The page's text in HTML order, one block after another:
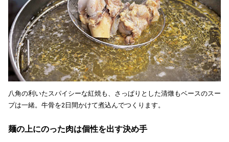
八角の利いたスパイシーな紅焼も、さっぱりとした清燉もベースのスー
プは一緒。牛骨を2日間かけて煮込んでつくります。
麺の上にのった肉は個性を出す決め手